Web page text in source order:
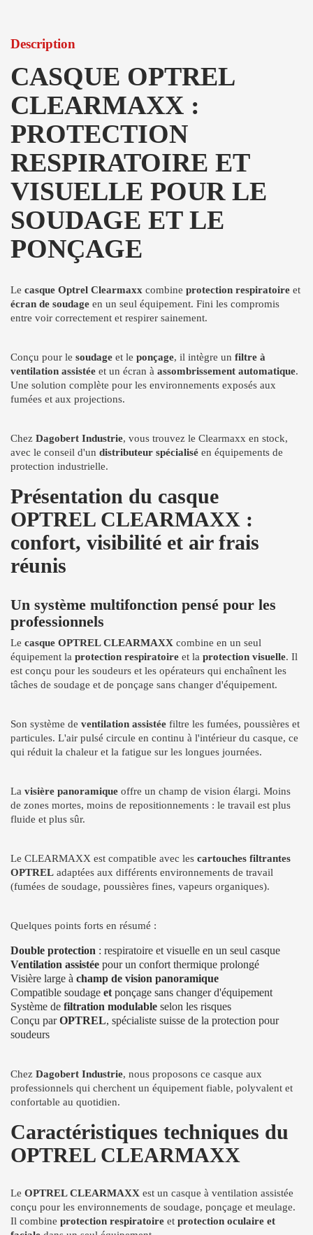
Description
CASQUE OPTREL
CLEARMAXX :
PROTECTION
RESPIRATOIRE ET
VISUELLE POUR LE
SOUDAGE ET LE
PONÇAGE
Le casque Optrel Clearmaxx combine protection respiratoire et
écran de soudage en un seul équipement. Fini les compromis
entre voir correctement et respirer sainement.
Conçu pour le soudage et le ponçage, il intègre un filtre à
ventilation assistée et un écran à assombrissement automatique.
Une solution complète pour les environnements exposés aux
fumées et aux projections.
Chez Dagobert Industrie, vous trouvez le Clearmaxx en stock,
avec le conseil d'un distributeur spécialisé en équipements de
protection industrielle.
Présentation du casque
OPTREL CLEARMAXX :
confort, visibilité et air frais
réunis
Un système multifonction pensé pour les
professionnels
Le casque OPTREL CLEARMAXX combine en un seul
équipement la protection respiratoire et la protection visuelle. Il
est conçu pour les soudeurs et les opérateurs qui enchaînent les
tâches de soudage et de ponçage sans changer d'équipement.
Son système de ventilation assistée filtre les fumées, poussières et
particules. L'air pulsé circule en continu à l'intérieur du casque, ce
qui réduit la chaleur et la fatigue sur les longues journées.
La visière panoramique offre un champ de vision élargi. Moins
de zones mortes, moins de repositionnements : le travail est plus
fluide et plus sûr.
Le CLEARMAXX est compatible avec les cartouches filtrantes
OPTREL adaptées aux différents environnements de travail
(fumées de soudage, poussières fines, vapeurs organiques).
Quelques points forts en résumé :
Double protection : respiratoire et visuelle en un seul casque
Ventilation assistée pour un confort thermique prolongé
Visière large à champ de vision panoramique
Compatible soudage et ponçage sans changer d'équipement
Système de filtration modulable selon les risques
Conçu parOPTREL, spécialiste suisse de la protection pour
soudeurs
Chez Dagobert Industrie, nous proposons ce casque aux
professionnels qui cherchent un équipement fiable, polyvalent et
confortable au quotidien.
Caractéristiques techniques du
OPTREL CLEARMAXX
Le OPTREL CLEARMAXX est un casque à ventilation assistée
conçu pour les environnements de soudage, ponçage et meulage.
Il combine protection respiratoire et protection oculaire et